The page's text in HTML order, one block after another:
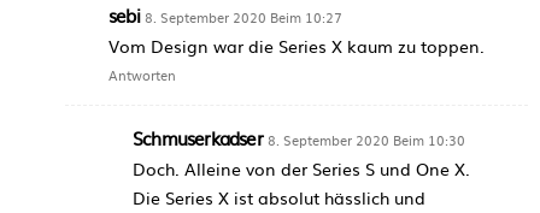
sebi 8. September 2020 Beim 10:27
Vom Design war die Series X kaum zu toppen.
Antworten
Schmuserkadser 8. September 2020 Beim 10:30
Doch. Alleine von der Series S und One X.
Die Series X ist absolut hässlich und